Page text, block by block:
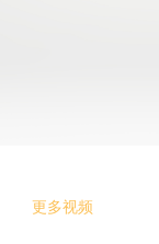
更多视频